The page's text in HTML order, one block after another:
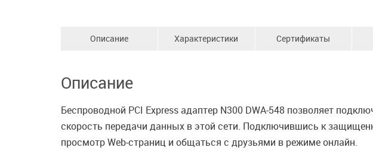
Описание Характеристики Сертификаты
Описание
Беспроводной PCI Express адаптер N300 DWA-548 позволяет
скорость передачи данных в этой сети. Подключившись к
просмотр Web-страниц и общаться с друзьями в режиме онлайн.